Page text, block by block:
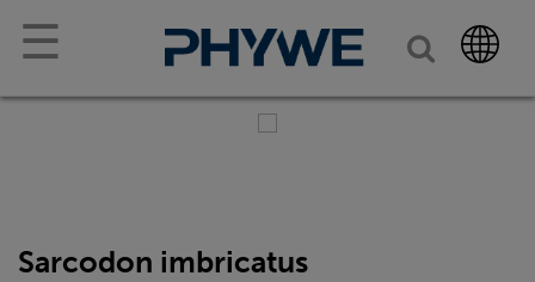
☰
Sarcodon imbricatus